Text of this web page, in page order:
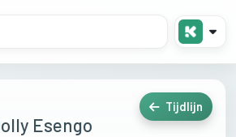
Esengo
Tijdlijn